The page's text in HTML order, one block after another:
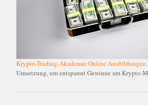
Krypto-Trading-Akademie Online Ausbildungen
Umsetzung, um entspannt Gewinne am Krypto-